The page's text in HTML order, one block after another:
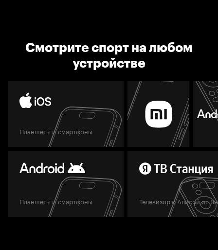
Смотрите спорт на любом
устройстве
Планшеты и смартфоны
Планшеты и смартфоны Телевизор с Алисой от